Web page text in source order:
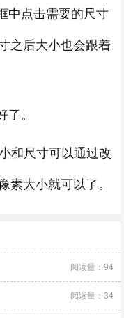
中点击需要的尺寸
之后大小也会跟着
。
和尺寸可以通过改
素大小就可以了。
阅读量：94
阅读量：34